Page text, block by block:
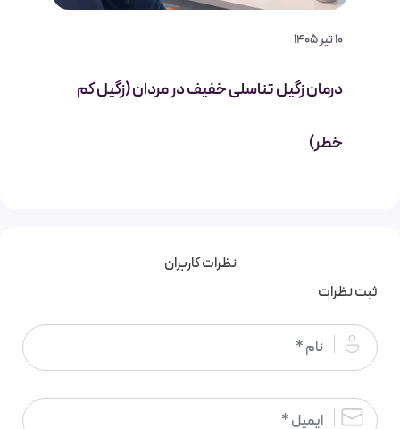
10 تیر 1405
درمان زگیل تناسلی خفیف در مردان (زگیل کم
خطر)
نظرات کاربران
ثبت نظرات